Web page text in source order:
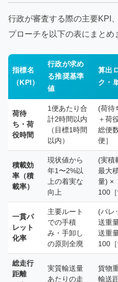
行政が審査する際の主要KPI
プローチを以下の表にまとめ
指標名
（KPI）
行政が求め
る推奨基準
値
算出
ク・
荷待
ち・荷
役時間
1便あたり合
計2時間以内
（目標1時間
以内）
(荷待
＋荷
総便
便］
積載効
率（積
載率）
現状値から
年1〜2%以
上の着実な
向上
(実積
最大
量) ×
100［
一貫パ
レット
化率
主要ルート
での手積
み・手卸し
の原則全廃
(パレ
送重
送重
100［
総走行
距離
実質輸送量
あたりの走
貨物
輸送